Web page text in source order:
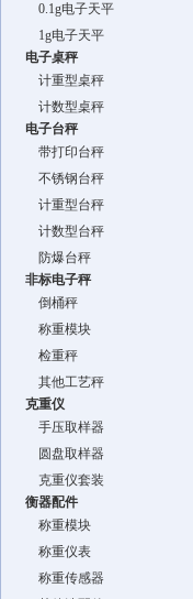
0.1g电子天平
1g电子天平
电子桌秤
计重型桌秤
计数型桌秤
电子台秤
带打印台秤
不锈钢台秤
计重型台秤
计数型台秤
防爆台秤
非标电子秤
倒桶秤
称重模块
检重秤
其他工艺秤
克重仪
手压取样器
圆盘取样器
克重仪套装
衡器配件
称重模块
称重仪表
称重传感器